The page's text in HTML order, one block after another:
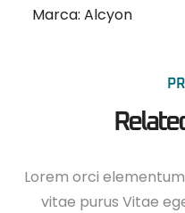
Marca: Alcyon
Lorem orci
vitae purus Vitae